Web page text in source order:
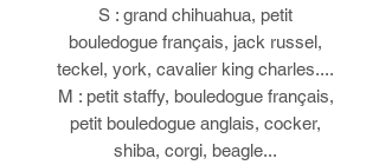
S : grand chihuahua, petit
bouledogue français, jack russel,
teckel, york, cavalier king charles....
M : petit staffy, bouledogue français,
petit bouledogue anglais, cocker,
shiba, corgi, beagle...